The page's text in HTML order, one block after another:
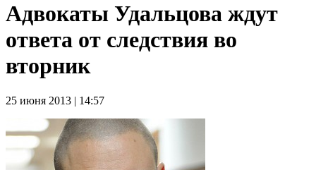
Адвокаты Удальцова ждут
ответа от следствия во
вторник
25 июня 2013 | 14:57